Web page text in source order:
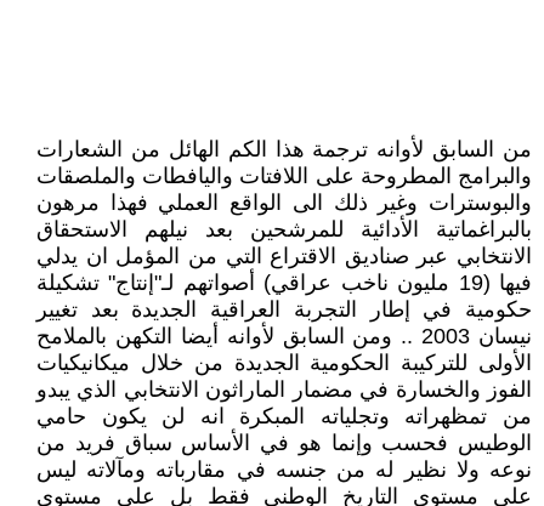
من السابق لأوانه ترجمة هذا الكم الهائل من الشعارات
والبرامج المطروحة على اللافتات واليافطات والملصقات
والبوسترات وغير ذلك الى الواقع العملي فهذا مرهون
بالبراغماتية الأدائية للمرشحين بعد نيلهم الاستحقاق
الانتخابي عبر صناديق الاقتراع التي من المؤمل ان يدلي
فيها (19 مليون ناخب عراقي) أصواتهم لـ"إنتاج" تشكيلة
حكومية في إطار التجربة العراقية الجديدة بعد تغيير
نيسان 2003 .. ومن السابق لأوانه أيضا التكهن بالملامح
الأولى للتركيبة الحكومية الجديدة من خلال ميكانيكيات
الفوز والخسارة في مضمار الماراثون الانتخابي الذي يبدو
من تمظهراته وتجلياته المبكرة انه لن يكون حامي
الوطيس فحسب وإنما هو في الأساس سباق فريد من
نوعه ولا نظير له من جنسه في مقارباته ومآلاته ليس
على مستوى التاريخ الوطني فقط بل على مستوى